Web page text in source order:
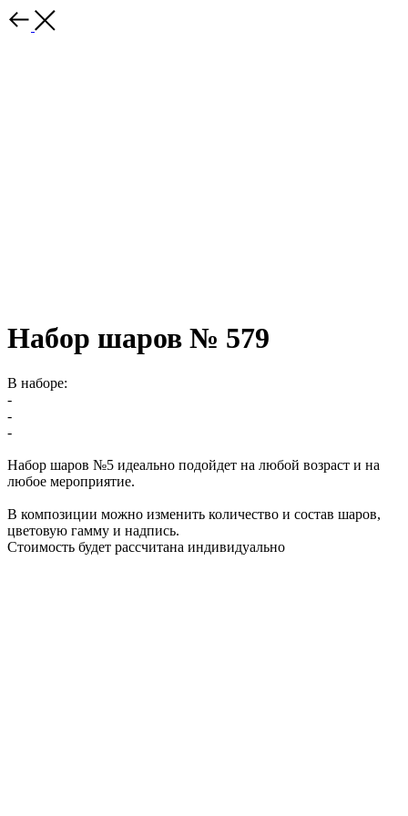
Набор шаров № 579
В наборе:
-
-
-
Набор шаров №5 идеально подойдет на любой возраст и на
любое мероприятие.
В композиции можно изменить количество и состав шаров,
цветовую гамму и надпись.
Стоимость будет рассчитана индивидуально